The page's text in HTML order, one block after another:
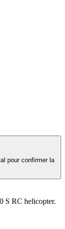
pour confirmer la
S RC helicopter.